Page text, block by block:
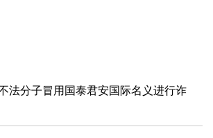
法分子冒用国泰君安国际名义进行诈